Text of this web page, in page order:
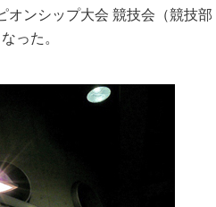
メイドインジャパン
植物工場
制御セキュリティ
新型コロナへの対応
オンシップ大会 競技会（競技部
った。